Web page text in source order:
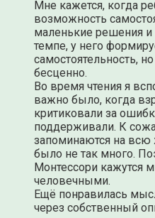
Мне кажется, когда
возможность
маленькие решения
темпе, у него
самостоятельность,
бесценно.
Во время чтения я
важно было, когда
критиковали за
поддерживали. К
запоминаются на всю
было не так много.
Монтессори кажутся
человечными.
Ещё понравилась
через собственный